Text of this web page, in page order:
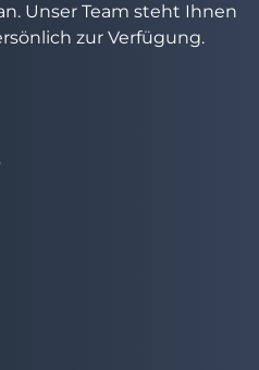
Unser Team steht Ihnen
zur Verfügung.